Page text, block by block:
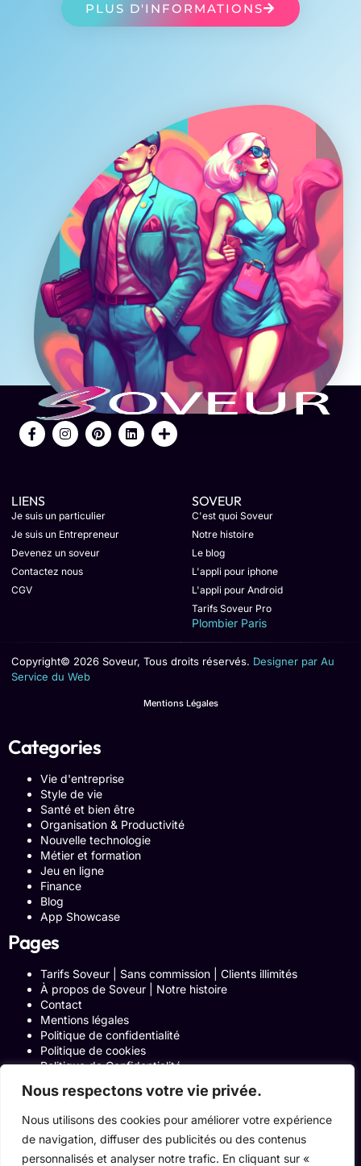
Nous respectons votre vie privée.
Nous utilisons des cookies pour améliorer votre expérience
de navigation, diffuser des publicités ou des contenus
personnalisés et analyser notre trafic. En cliquant sur «
PLUS D'INFORMATIONS
LIENS
Je suis un particulier
Je suis un Entrepreneur
Devenez un soveur
Contactez nous
CGV
SOVEUR
C'est quoi Soveur
Notre histoire
Le blog
L'appli pour iphone
L'appli pour Android
Tarifs Soveur Pro
Plombier Paris
Copyright© 2026 Soveur, Tous droits réservés. Designer par Au
Service du Web
Mentions Légales
Categories
Vie d'entreprise
Style de vie
Santé et bien être
Organisation & Productivité
Nouvelle technologie
Métier et formation
Jeu en ligne
Finance
Blog
App Showcase
Pages
Tarifs Soveur | Sans commission | Clients illimités
À propos de Soveur | Notre histoire
Contact
Mentions légales
Politique de confidentialité
Politique de cookies
Politique de Confidentialité
Blog
Programme Affiliation
Conditions générales d’utilisation
ACCUEIL